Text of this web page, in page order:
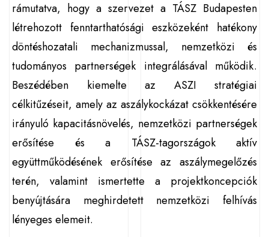
rámutatva, hogy a szervezet a TÁSZ Budapesten
létrehozott fenntarthatósági eszközeként hatékony
döntéshozatali mechanizmussal, nemzetközi és
tudományos partnerségek integrálásával működik.
Beszédében kiemelte az ASZI stratégiai
célkitűzéseit, amely az aszálykockázat csökkentésére
irányuló kapacitásnövelés, nemzetközi partnerségek
erősítése és a TÁSZ-tagországok aktív
együttműködésének erősítése az aszálymegelőzés
terén, valamint ismertette a projektkoncepciók
benyújtására meghirdetett nemzetközi felhívás
lényeges elemeit.